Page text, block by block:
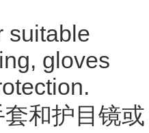
suitable
gloves
和护目镜或